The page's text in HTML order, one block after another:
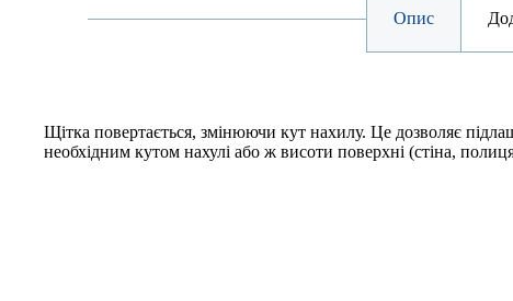
Опис
Щітка повертається, змінюючи кут нахилу. Це дозволяє
необхідним кутом нахулі або ж висоти поверхні (стіна,